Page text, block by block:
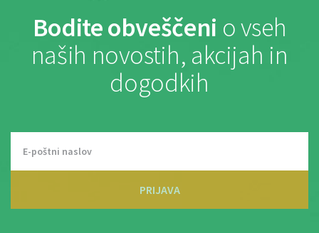
Bodite obveščeni o vseh
naših novostih, akcijah in
dogodkih
PRIJAVA